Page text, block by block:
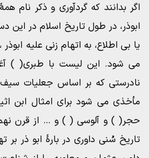
اگر بدانند که گردآوری و ذکر
ابوذر، در طول تاریخ اسلام در این
یا بی اطلاع، به اتهام زنی علیه
می شود. این لیست با طبری( )
نادرستی که بر اساس جعلیات سیف
مأخذی می شود برای امثال ابن
حجر( ) و آلوسی ( ) و … از قرن
تاریخ سُنی داوری در بارۀ ابو ذر